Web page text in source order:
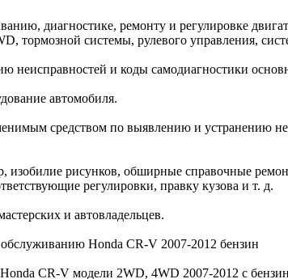
диагностике, ремонту и регулировке
тормозной системы, рулевого управления,
неисправностей и коды самодиагностики
автомобиля.
средством по выявлению и устранению
изобилие рисунков, обширные справочные
регулировки, правку кузова и т. д.
и автовладельцев.
Honda CR-V 2007-2012 бензин
CR-V модели 2WD, 4WD 2007-2012 с